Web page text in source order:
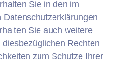
Sie in den im
Datenschutzerklärungen
Sie auch weitere
Rechten
zum Schutze Ihrer